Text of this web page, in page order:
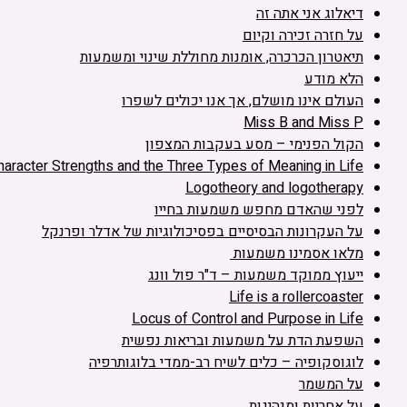
דיאלוג אני אתה זה
על חזרה זכירה וקיום
תיאטרון הכרכרה, אומנות מחוללת שינוי ומשמעות
הלא מודע
העולם אינו מושלם, אך אנו יכולים לשפרו
Miss B and Miss P
הקול הפנימי – מסע בעקבות המצפון
Strengths and the Three Types of Meaning in Life
Logotheory and logotherapy
לפני שהאדם מחפש משמעות בחייו
על העקרונות הבסיסיים בפסיכולוגיות של אדלר ופרנקל
מלאו אסמינו משמעות
ייעוץ ממוקד משמעות – ד"ר פול וונג
Life is a rollercoaster
Locus of Control and Purpose in Life
השפעת הדת על משמעות ובריאות נפשית
לוגוסקופיה – כלים לשיח רב-ממדי בלוגותרפיה
על המשמר